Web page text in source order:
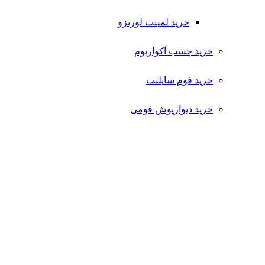
خرید لمینت لورنزو
خرید چسب آکواریوم
خرید فوم سایلنت
خرید دیوارپوش فومی